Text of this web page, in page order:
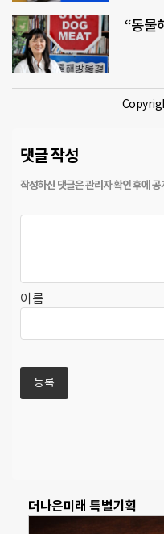
“동물
댓글 작성
이름
더나은미래 특별기획